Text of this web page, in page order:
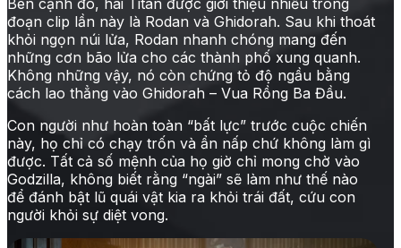
Bên cạnh đó, hai Titan được giới thiệu nhiều trong
đoạn clip lần này là Rodan và Ghidorah. Sau khi thoát
khỏi ngọn núi lửa, Rodan nhanh chóng mang đến
những cơn bão lửa cho các thành phố xung quanh.
Không những vậy, nó còn chứng tỏ độ ngầu bằng
cách lao thẳng vào Ghidorah – Vua Rồng Ba Đầu.
Con người như hoàn toàn “bất lực” trước cuộc chiến
này, họ chỉ có chạy trốn và ẩn nấp chứ không làm gì
được. Tất cả số mệnh của họ giờ chỉ mong chờ vào
Godzilla, không biết rằng “ngài” sẽ làm như thế nào
để đánh bật lũ quái vật kia ra khỏi trái đất, cứu con
người khỏi sự diệt vong.